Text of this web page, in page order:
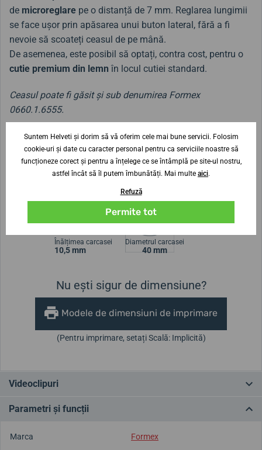
de microreglare pe o distanță de 7 mm. Reglarea lungimii
se face ușor prin apăsarea unui buton lateral, fără a fi
nevoie să scoateți ceasul de pe mână.
De asemenea, este posibil să optați, contra cost, pentru o
cutie premium din lemn în locul cutiei standard.
Ceasul poate fi găsit și sub denumirea Formex
0660.1.6555.
Opțiuni de personalizare:
• Curea
• Ambalaj
Înălțimea carcasei
10,5 mm
Diametrul carcasei
40 mm
Nu ești sigur de dimensiune?
Modele de dimensiuni de imprimare
(Pentru imprimare, setați Scală: Implicită)
Videoclipuri
Parametri și funcții
Marca
Formex
Suntem Helveti și dorim să vă oferim cele mai bune servicii. Folosim
cookie-uri și date cu caracter personal pentru ca serviciile noastre să
funcționeze corect și pentru a înțelege ce se întâmplă pe site-ul nostru,
astfel încât să îl putem îmbunătăți. Mai multe aici.
Refuză
Permite tot